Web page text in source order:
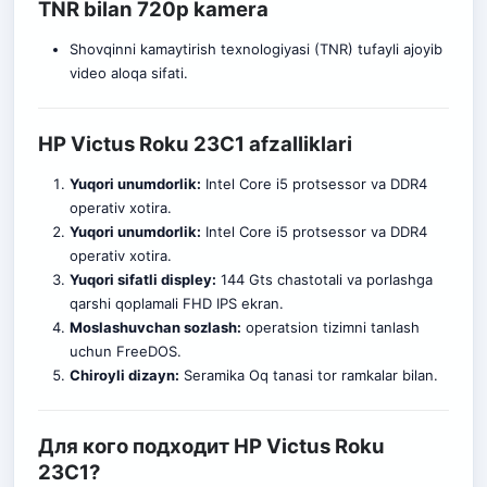
TNR bilan 720p kamera
Shovqinni kamaytirish texnologiyasi (TNR) tufayli ajoyib
video aloqa sifati.
HP Victus Roku 23C1 afzalliklari
Yuqori unumdorlik: Intel Core i5 protsessor va DDR4
operativ xotira.
Yuqori unumdorlik: Intel Core i5 protsessor va DDR4
operativ xotira.
Yuqori sifatli displey: 144 Gts chastotali va porlashga
qarshi qoplamali FHD IPS ekran.
Moslashuvchan sozlash: operatsion tizimni tanlash
uchun FreeDOS.
Chiroyli dizayn: Seramika Oq tanasi tor ramkalar bilan.
Для кого подходит HP Victus Roku
23C1?